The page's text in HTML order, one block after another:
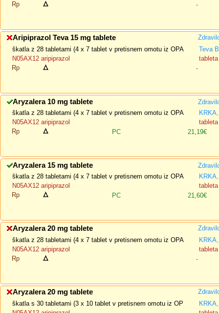
Rp
-
Aripiprazol Teva 15 mg tablete
škatla z 28 tabletami (4 x 7 tablet v pretisnem omotu iz OPA
Teva
N05AX12 aripiprazol
tableta
Rp
-
Aryzalera 10 mg tablete
škatla z 28 tabletami (4 x 7 tablet v pretisnem omotu iz OPA
N05AX12 aripiprazol
tableta
Rp
PC 21,19€
Aryzalera 15 mg tablete
škatla z 28 tabletami (4 x 7 tablet v pretisnem omotu iz OPA
N05AX12 aripiprazol
tableta
Rp
PC 21,60€
Aryzalera 20 mg tablete
škatla z 28 tabletami (4 x 7 tablet v pretisnem omotu iz OPA
N05AX12 aripiprazol
tableta
Rp
-
Aryzalera 20 mg tablete
škatla s 30 tabletami (3 x 10 tablet v pretisnem omotu iz OP